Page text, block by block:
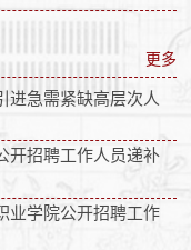
更多
进急需紧缺高层次人
开招聘工作人员递补
业学院公开招聘工作